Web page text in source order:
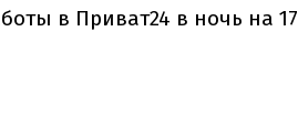
в Приват24 в ночь на 17